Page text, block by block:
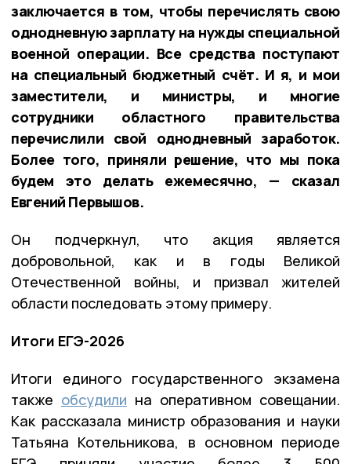
заключается в том, чтобы перечислять свою
однодневную зарплату на нужды специальной
военной операции. Все средства поступают
на специальный бюджетный счёт. И я, и мои
заместители, и министры, и многие
сотрудники областного правительства
перечислили свой однодневный заработок.
Более того, приняли решение, что мы пока
будем это делать ежемесячно, — сказал
Евгений Первышов.
Он подчеркнул, что акция является
добровольной, как и в годы Великой
Отечественной войны, и призвал жителей
области последовать этому примеру.
Итоги ЕГЭ-2026
Итоги единого государственного экзамена
также обсудили на оперативном совещании.
Как рассказала министр образования и науки
Татьяна Котельникова, в основном периоде